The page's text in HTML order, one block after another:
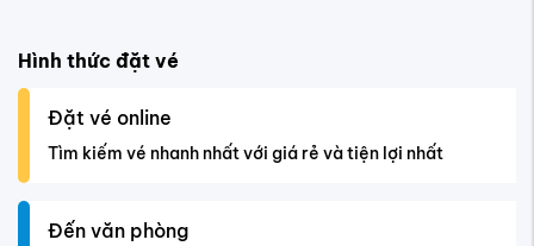
Hình thức đặt vé
Đặt vé online
Tìm kiếm vé nhanh nhất với giá rẻ và tiện lợi nhất
Đến văn phòng